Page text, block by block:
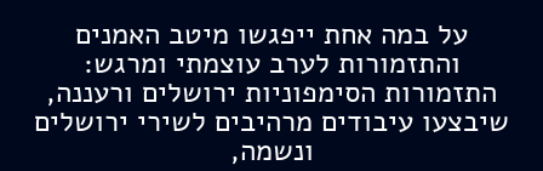
על במה אחת ייפגשו מיטב האמנים
והתזמורות לערב עוצמתי ומרגש:
התזמורות הסימפוניות ירושלים ורעננה,
שיבצעו עיבודים מרהיבים לשירי ירושלים
ונשמה,